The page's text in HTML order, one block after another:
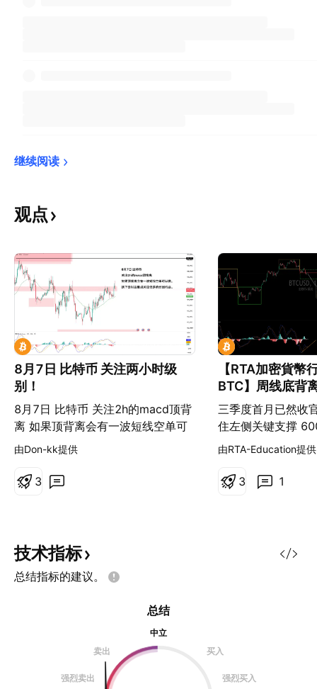
继续阅读
观点
8月7日 比特币 关注两小时级
别！
8月7日 比特币 关注2h的macd顶背
离 如果顶背离会有一波短线空单可
以做。 跌下去以后重点关注低多的
由Don-kk提供
3
【RTA加密貨幣
BTC】周线底背
能，8 月或将迎
三季度首月已然收
住左侧关键支撑
能有效突破 65000
荡。 三季度初期
位，意味着短期市
概率显著提升。
能，叠加波动率处
情方向大约在 8 月
由RTA-Education提供
1
3
技术指标
总结指标的建议。
总结
中立
卖出
买入
强烈卖出 强烈买入